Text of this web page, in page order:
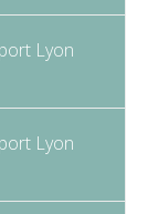
Lyon
Lyon